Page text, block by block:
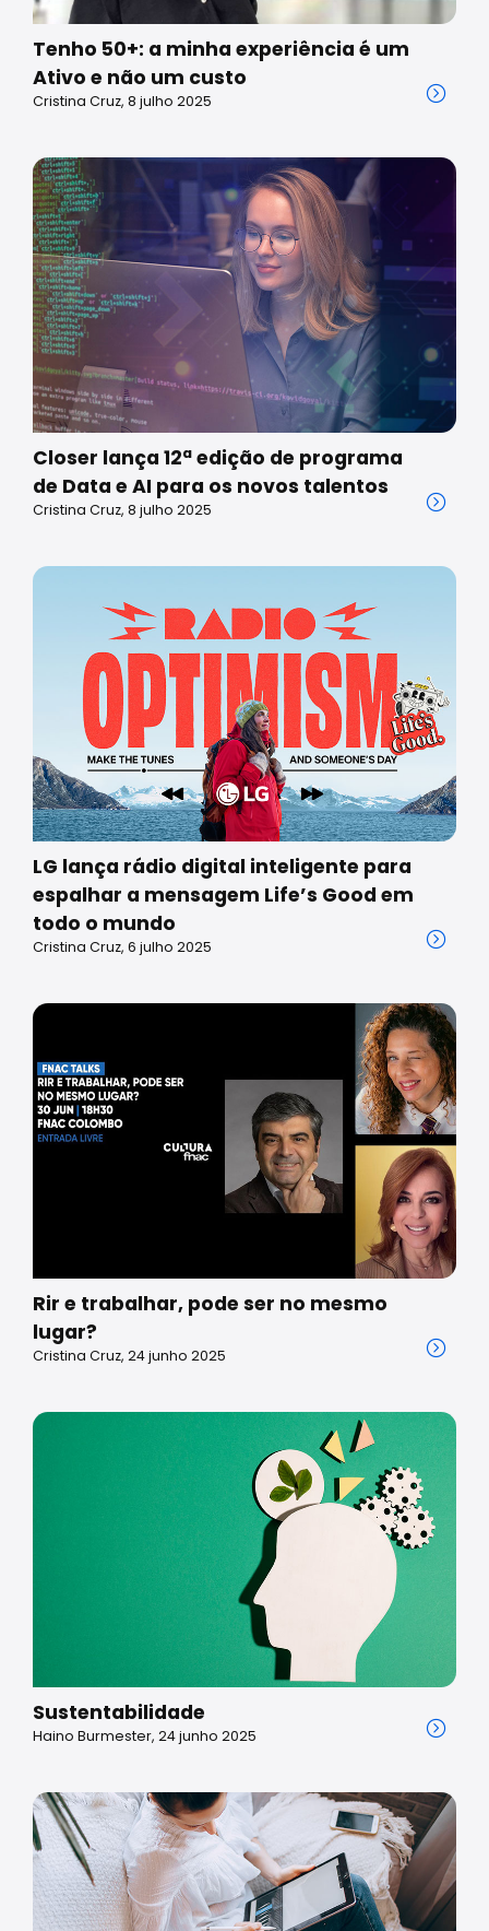
Tenho 50+: a minha experiência é um
Ativo e não um custo
Cristina Cruz, 8 julho 2025
Closer lança 12ª edição de programa
de Data e AI para os novos talentos
Cristina Cruz, 8 julho 2025
LG lança rádio digital inteligente para
espalhar a mensagem Life’s Good em
todo o mundo
Cristina Cruz, 6 julho 2025
Rir e trabalhar, pode ser no mesmo
lugar?
Cristina Cruz, 24 junho 2025
Sustentabilidade
Haino Burmester, 24 junho 2025